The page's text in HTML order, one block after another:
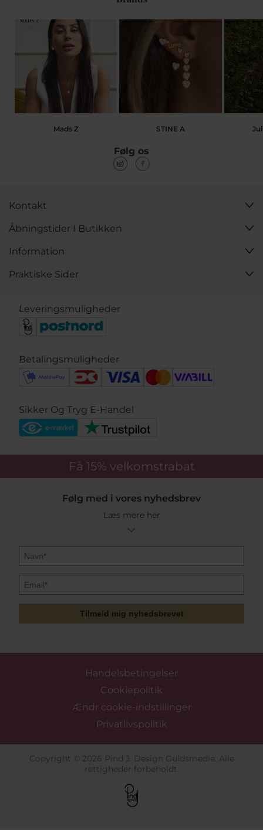
Mads Z STINE A
Følg os
Kontakt
Åbningstider I Butikken
Information
Praktiske Sider
Leveringsmuligheder
Betalingsmuligheder
Sikker Og Tryg E-Handel
Få 15% velkomstrabat
Følg med i vores nyhedsbrev
Læs mere her
Tilmeld mig nyhedsbrevet
Handelsbetingelser
Cookiepolitik
Ændr cookie-indstillinger
Privatlivspolitik
Copyright © 2026 Pind J. Design Guldsmedie. Alle
rettigheder forbeholdt.